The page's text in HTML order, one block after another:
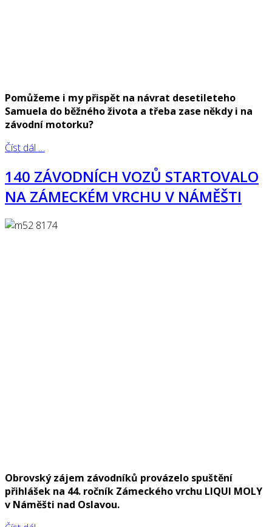
Pomůžeme i my přispět na návrat desetileteho
Samuela do běžného života a třeba zase někdy i na
závodní motorku?
Číst dál …
140 ZÁVODNÍCH VOZŮ STARTOVALO
NA ZÁMECKÉM VRCHU V NÁMĚŠTI
Obrovský zájem závodníků provázelo spuštění
přihlášek na 44. ročník Zámeckého vrchu LIQUI MOLY
v Náměšti nad Oslavou.